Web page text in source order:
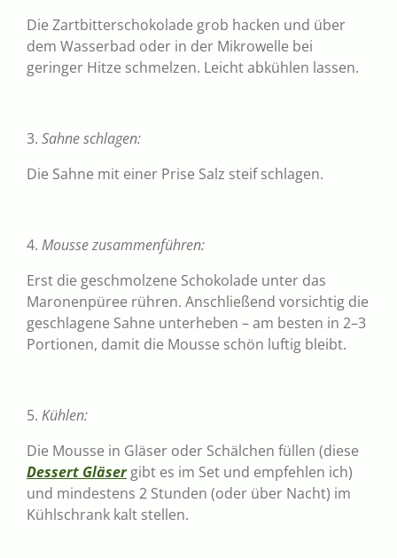
Die Zartbitterschokolade grob hacken und über
dem Wasserbad oder in der Mikrowelle bei
geringer Hitze schmelzen. Leicht abkühlen lassen.
3. Sahne schlagen:
Die Sahne mit einer Prise Salz steif schlagen.
4. Mousse zusammenführen:
Erst die geschmolzene Schokolade unter das
Maronenpüree rühren. Anschließend vorsichtig die
geschlagene Sahne unterheben – am besten in 2–3
Portionen, damit die Mousse schön luftig bleibt.
5. Kühlen:
Die Mousse in Gläser oder Schälchen füllen (diese
Dessert Gläsergibt es im Set und empfehlen ich)
und mindestens 2 Stunden (oder über Nacht) im
Kühlschrank kalt stellen.